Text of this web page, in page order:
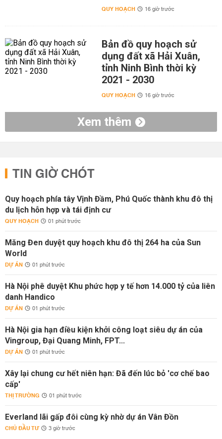
QUY HOẠCH 16 giờ trước
Bản đồ quy hoạch sử
dụng đất xã Hải Xuân,
tỉnh Ninh Bình thời kỳ
2021 - 2030
QUY HOẠCH 16 giờ trước
Xem thêm
TIN GIỜ CHÓT
Quy hoạch phía tây Vịnh Đầm, Phú Quốc thành khu đô thị
du lịch hỗn hợp và tái định cư
QUY HOẠCH 01 phút trước
Măng Đen duyệt quy hoạch khu đô thị 264 ha của Sun
World
DỰ ÁN 01 phút trước
Hà Nội phê duyệt Khu phức hợp y tế hơn 14.000 tỷ của liên
danh Handico
DỰ ÁN 01 phút trước
Hà Nội gia hạn điều kiện khởi công loạt siêu dự án của
Vingroup, Đại Quang Minh, FPT...
DỰ ÁN 01 phút trước
Xây lại chung cư hết niên hạn: Đã đến lúc bỏ 'cơ chế bao
cấp'
THỊ TRƯỜNG 01 phút trước
Everland lãi gấp đôi cùng kỳ nhờ dự án Vân Đồn
CHỦ ĐẦU TƯ 3 giờ trước